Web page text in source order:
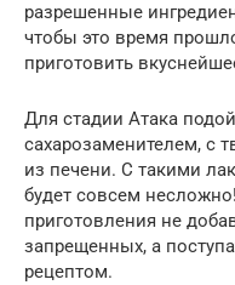
разрешенные
чтобы это время
приготовить
Для стадии Атака
сахарозаменителем, с
из печени. С такими
будет совсем
приготовления не
запрещенных, а
рецептом.